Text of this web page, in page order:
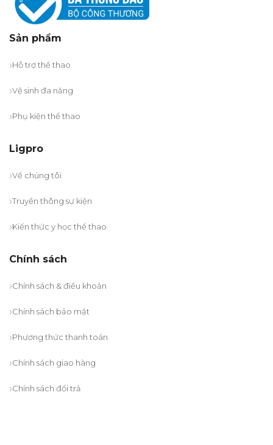
Sản phẩm
Hỗ trợ thể thao
Vệ sinh đa năng
Phụ kiện thể thao
Ligpro
Về chúng tôi
Truyền thông sự kiện
Kiến thức y học thể thao
Chính sách
Chính sách & điều khoản
Chính sách bảo mật
Phương thức thanh toán
Chính sách giao hàng
Chính sách đổi trả